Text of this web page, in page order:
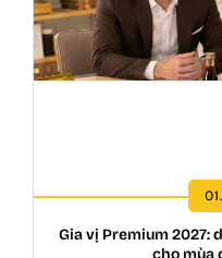
Gia vị Premium 2027: